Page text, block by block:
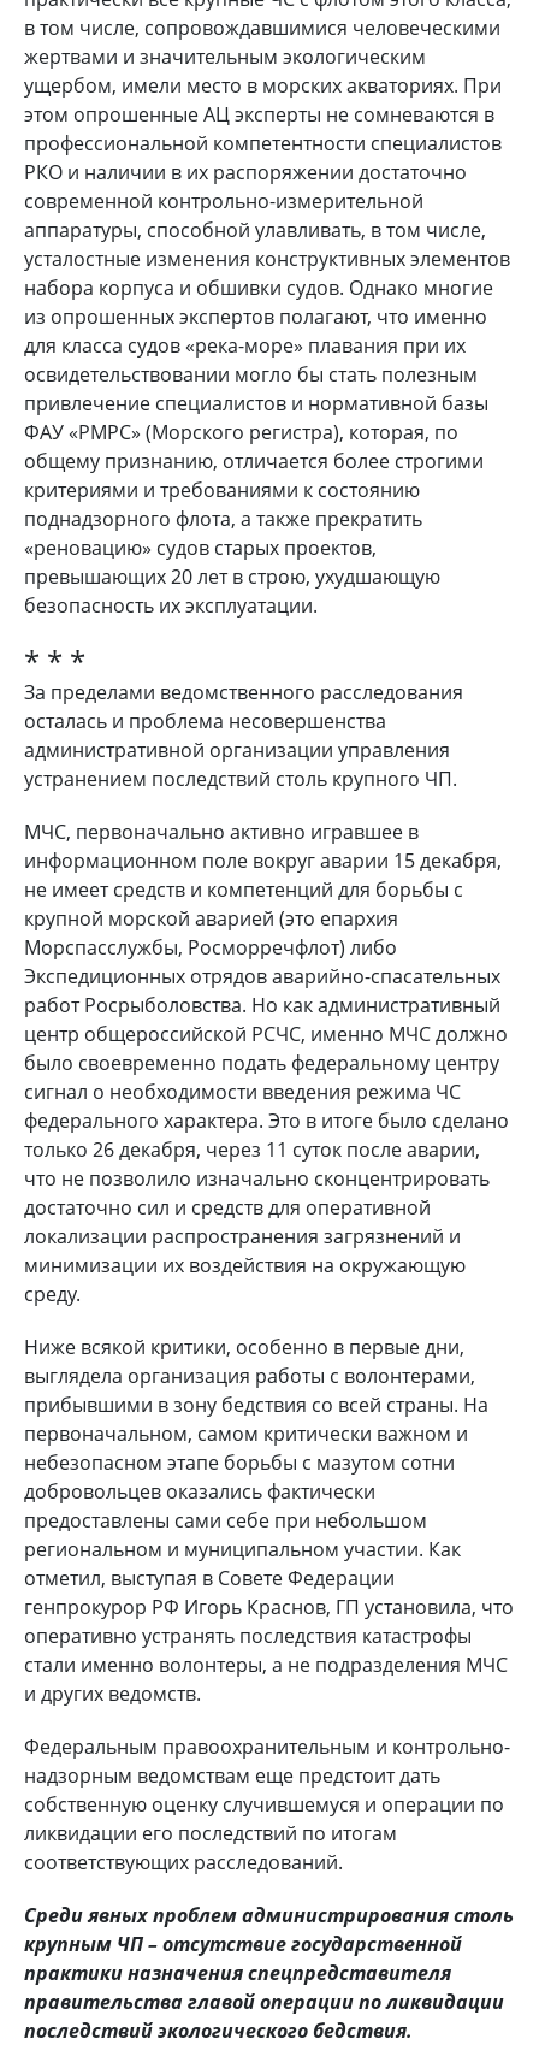
в том числе, сопровождавшимися человеческими
жертвами и значительным экологическим
ущербом, имели место в морских акваториях. При
этом опрошенные АЦ эксперты не сомневаются в
профессиональной компетентности специалистов
РКО и наличии в их распоряжении достаточно
современной контрольно-измерительной
аппаратуры, способной улавливать, в том числе,
усталостные изменения конструктивных элементов
набора корпуса и обшивки судов. Однако многие
из опрошенных экспертов полагают, что именно
для класса судов «река-море» плавания при их
освидетельствовании могло бы стать полезным
привлечение специалистов и нормативной базы
ФАУ «РМРС» (Морского регистра), которая, по
общему признанию, отличается более строгими
критериями и требованиями к состоянию
поднадзорного флота, а также прекратить
«реновацию» судов старых проектов,
превышающих 20 лет в строю, ухудшающую
безопасность их эксплуатации.
* * *
За пределами ведомственного расследования
осталась и проблема несовершенства
административной организации управления
устранением последствий столь крупного ЧП.
МЧС, первоначально активно игравшее в
информационном поле вокруг аварии 15 декабря,
не имеет средств и компетенций для борьбы с
крупной морской аварией (это епархия
Морспасслужбы, Росморречфлот) либо
Экспедиционных отрядов аварийно-спасательных
работ Росрыболовства. Но как административный
центр общероссийской РСЧС, именно МЧС должно
было своевременно подать федеральному центру
сигнал о необходимости введения режима ЧС
федерального характера. Это в итоге было сделано
только 26 декабря, через 11 суток после аварии,
что не позволило изначально сконцентрировать
достаточно сил и средств для оперативной
локализации распространения загрязнений и
минимизации их воздействия на окружающую
среду.
Ниже всякой критики, особенно в первые дни,
выглядела организация работы с волонтерами,
прибывшими в зону бедствия со всей страны. На
первоначальном, самом критически важном и
небезопасном этапе борьбы с мазутом сотни
добровольцев оказались фактически
предоставлены сами себе при небольшом
региональном и муниципальном участии. Как
отметил, выступая в Совете Федерации
генпрокурор РФ Игорь Краснов, ГП установила, что
оперативно устранять последствия катастрофы
стали именно волонтеры, а не подразделения МЧС
и других ведомств.
Федеральным правоохранительным и контрольно-
надзорным ведомствам еще предстоит дать
собственную оценку случившемуся и операции по
ликвидации его последствий по итогам
соответствующих расследований.
Среди явных проблем администрирования столь
крупным ЧП – отсутствие государственной
практики назначения спецпредставителя
правительства главой операции по ликвидации
последствий экологического бедствия.